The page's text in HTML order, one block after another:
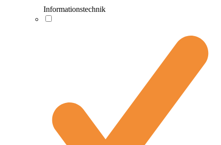
Informationstechnik